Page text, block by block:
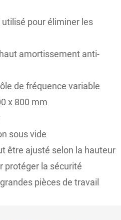
pour éliminer les
amortissement anti-
de fréquence variable
x 800 mm
sous vide
être ajusté selon la hauteur
protéger la sécurité
pièces de travail